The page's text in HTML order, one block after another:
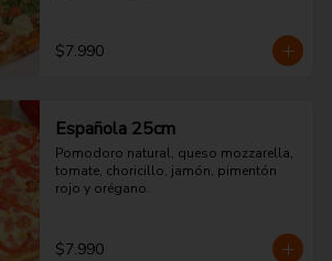
$7.990
Española 25cm
Pomodoro natural, queso mozzarella,
tomate, choricillo, jamón, pimentón
rojo y orégano.
$7.990